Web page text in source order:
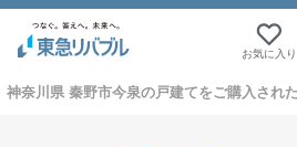
お気に入り
神奈川県 秦野市今泉の戸建てをご購入され